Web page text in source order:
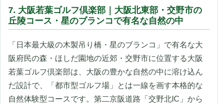
7. 大阪若葉ゴルフ倶楽部｜大阪北東部・交野市の
丘陵コース・星のブランコで有名な自然の中
「日本最大級の木製吊り橋・星のブランコ」で有名な大
阪府民の森・ほしだ園地の近郊・交野市に位置する大阪
若葉ゴルフ倶楽部は、大阪の豊かな自然の中に溶け込ん
だ設計で、「都市型ゴルフ場」とは一線を画す本格的な
自然体験型コースです。第二京阪道路「交野北IC」から